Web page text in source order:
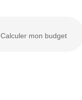
Calculer mon budget